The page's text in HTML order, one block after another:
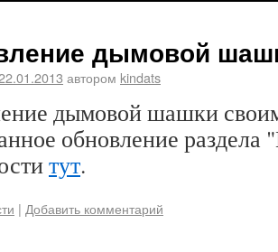
дымовой
автором kindats
дымовой шашки
обновление раздела
тут.
| Добавить комментарий